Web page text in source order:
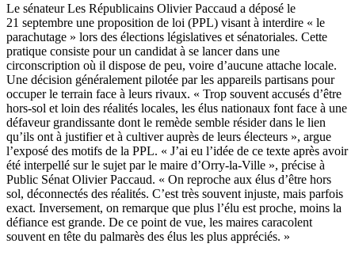
Le sénateur Les Républicains Olivier Paccaud a déposé le
21 septembre une proposition de loi (PPL) visant à interdire « le
parachutage » lors des élections législatives et sénatoriales. Cette
pratique consiste pour un candidat à se lancer dans une
circonscription où il dispose de peu, voire d’aucune attache locale.
Une décision généralement pilotée par les appareils partisans pour
occuper le terrain face à leurs rivaux. « Trop souvent accusés d’être
hors-sol et loin des réalités locales, les élus nationaux font face à une
défaveur grandissante dont le remède semble résider dans le lien
qu’ils ont à justifier et à cultiver auprès de leurs électeurs », argue
l’exposé des motifs de la PPL. « J’ai eu l’idée de ce texte après avoir
été interpellé sur le sujet par le maire d’Orry-la-Ville », précise à
Public Sénat Olivier Paccaud. « On reproche aux élus d’être hors
sol, déconnectés des réalités. C’est très souvent injuste, mais parfois
exact. Inversement, on remarque que plus l’élu est proche, moins la
défiance est grande. De ce point de vue, les maires caracolent
souvent en tête du palmarès des élus les plus appréciés. »